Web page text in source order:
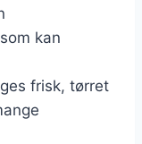
kan
frisk, tørret